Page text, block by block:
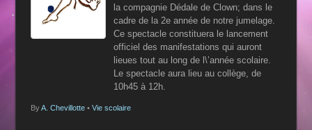
la compagnie Dédale de Clown; dans le
cadre de la 2e année de notre jumelage.
Ce spectacle constituera le lancement
officiel des manifestations qui auront
lieues tout au long de l\’année scolaire.
Le spectacle aura lieu au collège, de
10h45 à 12h.
ByA. Chevillotte• Vie scolaire